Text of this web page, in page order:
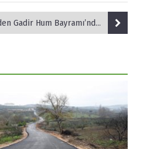
Bayramı’nda Ders Niteliğinde Sözler